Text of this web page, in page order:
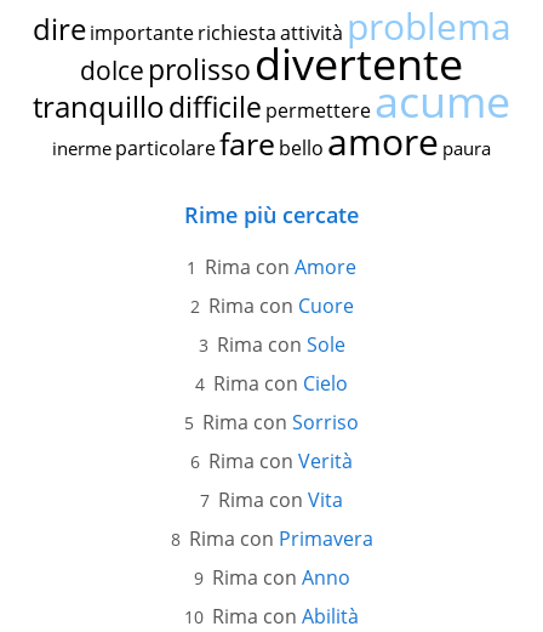
dire importante richiestaattività problema
dolce prolissodivertente
tranquillodifficile permettereacume
inerme particolarefare bello amore paura
Rime più cercate
Rima con Amore
Rima con Cuore
Rima con Sole
Rima con Cielo
Rima con Sorriso
Rima con Verità
Rima con Vita
Rima con Primavera
Rima con Anno
Rima con Abilità